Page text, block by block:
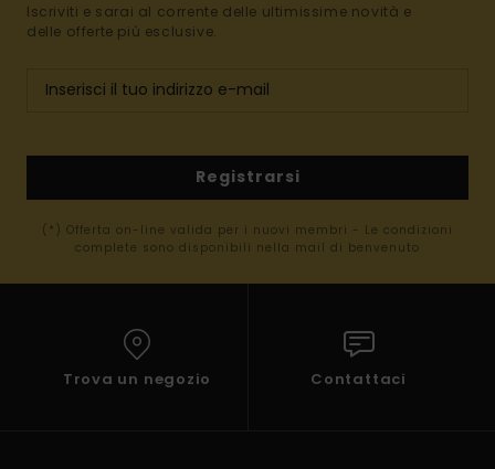
Iscriviti e sarai al corrente delle ultimissime novità e
delle offerte più esclusive.
Registrarsi
(*) Offerta on-line valida per i nuovi membri - Le condizioni
complete sono disponibili nella mail di benvenuto
Trova un negozio Contattaci